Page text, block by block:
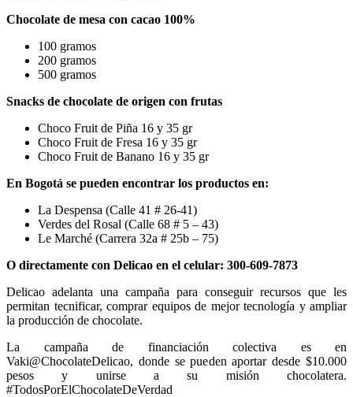
Chocolate de mesa con cacao 100%
100 gramos
200 gramos
500 gramos
Snacks de chocolate de origen con frutas
Choco Fruit de Piña 16 y 35 gr
Choco Fruit de Fresa 16 y 35 gr
Choco Fruit de Banano 16 y 35 gr
En Bogotá se pueden encontrar los productos en:
La Despensa (Calle 41 # 26-41)
Verdes del Rosal (Calle 68 # 5 – 43)
Le Marché (Carrera 32a # 25b – 75)
O directamente con Delicao en el celular: 300-609-7873
Delicao adelanta una campaña para conseguir recursos que les
permitan tecnificar, comprar equipos de mejor tecnología y ampliar
la producción de chocolate.
La campaña de financiación colectiva es en
Vaki@ChocolateDelicao, donde se pueden aportar desde $10.000
pesos y unirse a su misión chocolatera.
#TodosPorElChocolateDeVerdad